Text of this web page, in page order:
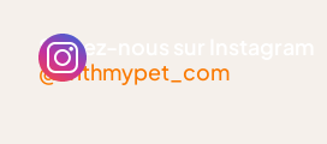
Suivez-nous sur Instagram
@withmypet_com